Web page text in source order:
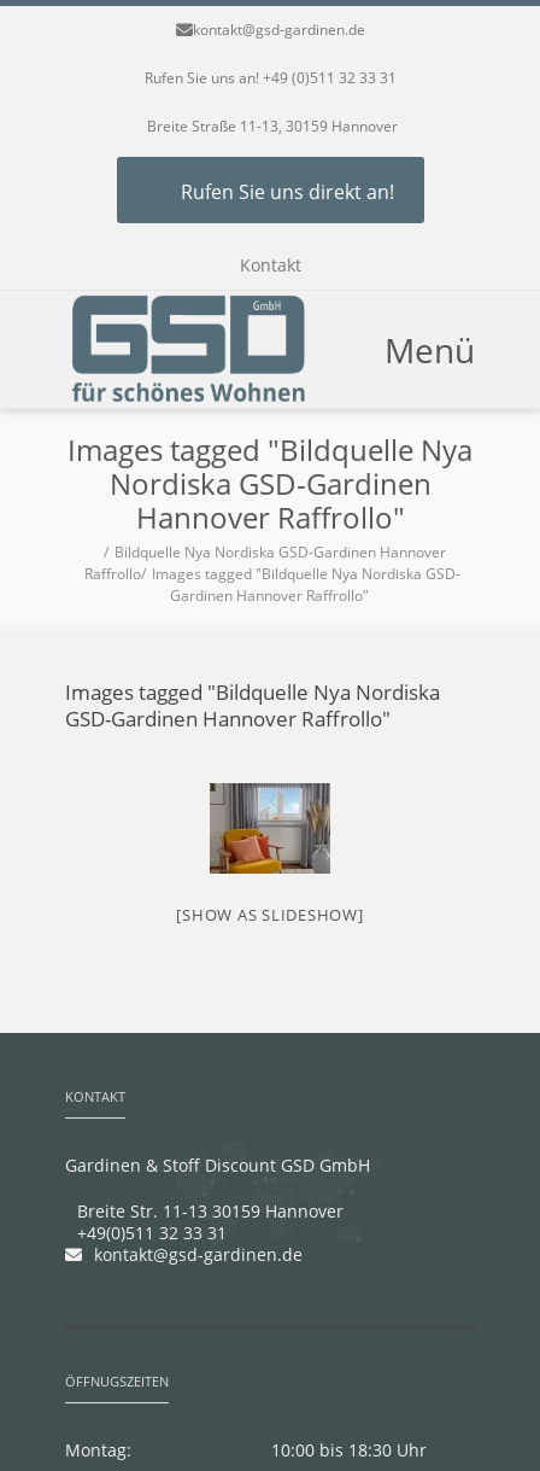
kontakt@gsd-gardinen.de
Rufen Sie uns an! +49 (0)511 32 33 31
Breite Straße 11-13, 30159 Hannover
Rufen Sie uns direkt an!
Kontakt
Menü
Images tagged "Bildquelle Nya
Nordiska GSD-Gardinen
Hannover Raffrollo"
Bildquelle Nya Nordiska GSD-Gardinen Hannover
Raffrollo
Images tagged "Bildquelle Nya Nordiska GSD-
Gardinen Hannover Raffrollo"
Images tagged "Bildquelle Nya Nordiska
GSD-Gardinen Hannover Raffrollo"
[SHOW AS SLIDESHOW]
KONTAKT
Gardinen & Stoff Discount GSD GmbH
Breite Str. 11-13 30159 Hannover
+49(0)511 32 33 31
kontakt@gsd-gardinen.de
ÖFFNUGSZEITEN
Montag:
10:00 bis 18:30 Uhr